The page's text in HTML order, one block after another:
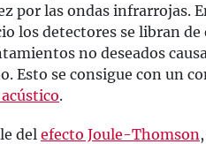
por las ondas infrarrojas.
los detectores se libran de
no deseados
Esto se consigue con un
.
del efecto Joule-Thomson